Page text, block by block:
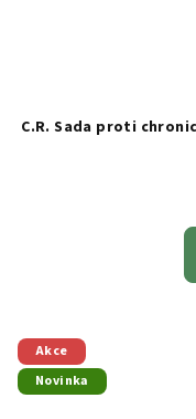
C.R. Sada proti
Akce
Novinka